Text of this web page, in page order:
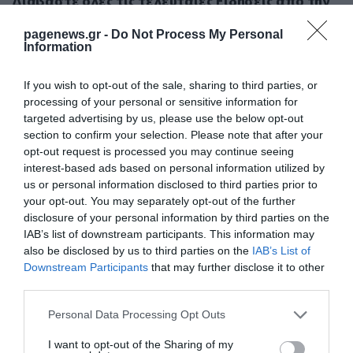
pagenews.gr - Do Not Process My Personal
Information
If you wish to opt-out of the sale, sharing to third parties, or
processing of your personal or sensitive information for
targeted advertising by us, please use the below opt-out
section to confirm your selection. Please note that after your
opt-out request is processed you may continue seeing
interest-based ads based on personal information utilized by
us or personal information disclosed to third parties prior to
your opt-out. You may separately opt-out of the further
disclosure of your personal information by third parties on the
IAB’s list of downstream participants. This information may
also be disclosed by us to third parties on the IAB’s List of
Downstream Participants that may further disclose it to other
Please note that this website/app uses one or more Google
not limited to your visit or usage behaviour. You may click to
Personal Data Processing Opt Outs
I want to opt-out of the Sharing of my
ΠΡΟΟΡΙΣΜΟΙ
ΔΕΙΤΕ ΠΡΩΤΟΙΟΛΑ ΤΑ ΝΕΑ ΤΟΥ PAGENEWS ΣΤΟ
GOOGLE NEWS
Σχετικά άρθρα: